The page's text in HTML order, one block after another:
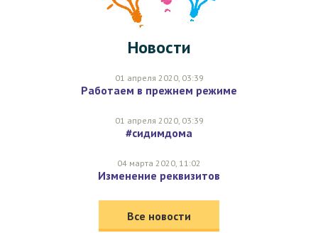
Новости
01 апреля 2020, 03:39
Работаем в прежнем режиме
01 апреля 2020, 03:39
#сидимдома
04 марта 2020, 11:02
Изменение реквизитов
Все новости